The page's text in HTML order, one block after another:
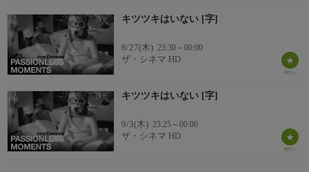
キツツキはいない [字]
8/27(木) 23:30～00:00
ザ・シネマ HD
キツツキはいない [字]
9/3(木) 23:25～00:00
ザ・シネマ HD